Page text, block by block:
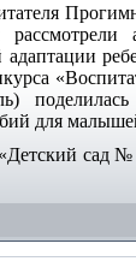
для
сад №